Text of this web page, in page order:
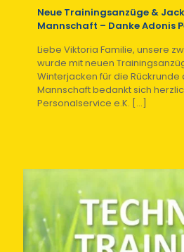
Neue Trainingsanzüge &
Mannschaft – Danke Adonis
Liebe Viktoria Familie, unsere
wurde mit neuen
Winterjacken für die Rückrunde
Mannschaft bedankt sich
Personalservice e.K. […]